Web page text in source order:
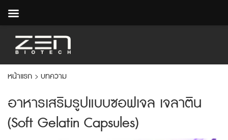
หน้าแรก > บทความ
อาหารเสริมรูปแบบซอฟเจล เจลาติน
(Soft Gelatin Capsules)